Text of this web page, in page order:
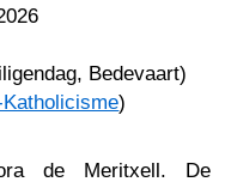
Bedevaart)
)
de Meritxell. De